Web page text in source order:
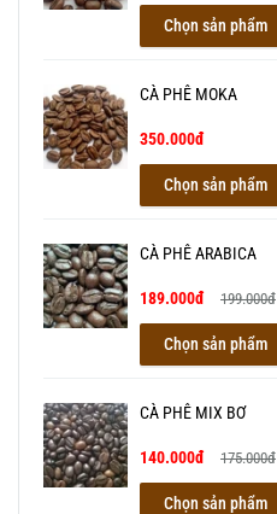
Chọn sản phẩm
CÀ PHÊ MOKA
350.000đ
Chọn sản phẩm
CÀ PHÊ ARABICA
189.000đ 199.000đ
Chọn sản phẩm
CÀ PHÊ MIX BƠ
140.000đ 175.000đ
Chọn sản phẩm